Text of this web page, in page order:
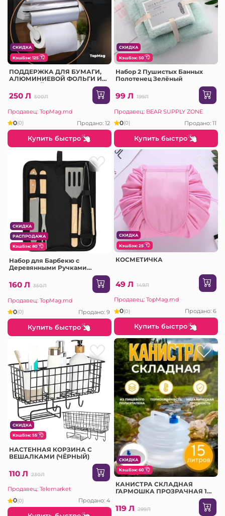
СКИДКА
КэшБэк: 125
ПОДДЕРЖКА ДЛЯ БУМАГИ,
АЛЮМИНИЕВОЙ ФОЛЬГИ И
250 Л 500Л
Продавец: TopMag.md
0(0) Продано: 12
Купить быстро
СКИДКА
КэшБэк: 50
Набор 2 Пушистых Банных
Полотенец Зелёный
99 Л 199Л
Продавец: BEAR SUPPLY ZONE
0(0) Продано: 11
Купить быстро
СКИДКА
РАСПРОДАЖА
КэшБэк: 80
Набор для Барбекю с
Деревянными Ручками
160 Л 350Л
Продавец: TopMag.md
0(0) Продано: 9
Купить быстро
СКИДКА
КэшБэк: 25
КОСМЕТИЧКА
49 Л 149Л
Продавец: TopMag.md
0(0) Продано: 6
Купить быстро
СКИДКА
КэшБэк: 55
НАСТЕННАЯ КОРЗИНА С
ВЕШАЛКАМИ (ЧЁРНЫЙ)
110 Л 230Л
Продавец: Telemarket
0(0) Продано: 4
СКИДКА
КэшБэк: 60
КАНИСТРА СКЛАДНАЯ
ГАРМОШКА ПРОЗРАЧНАЯ 15
119 Л 299Л